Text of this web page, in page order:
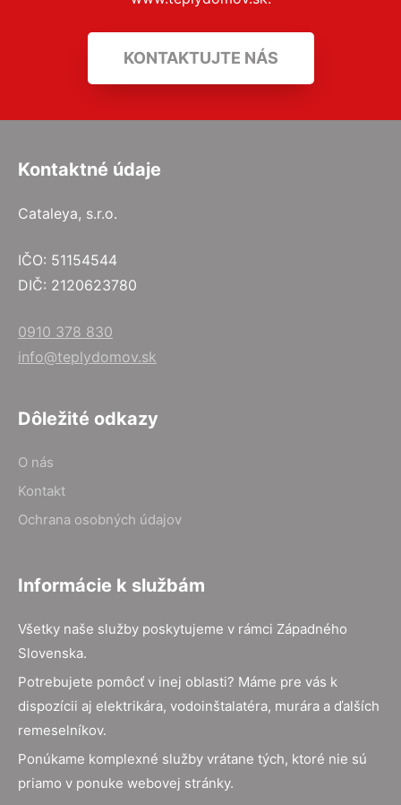
KONTAKTUJTE NÁS
Kontaktné údaje
Cataleya, s.r.o.
IČO: 51154544
DIČ: 2120623780
0910 378 830
info@teplydomov.sk
Dôležité odkazy
O nás
Kontakt
Ochrana osobných údajov
Informácie k službám
Všetky naše služby poskytujeme v rámci Západného
Slovenska.
Potrebujete pomôcť v inej oblasti? Máme pre vás k
dispozícii aj elektrikára, vodoinštalatéra, murára a ďalších
remeselníkov.
Ponúkame komplexné služby vrátane tých, ktoré nie sú
priamo v ponuke webovej stránky.